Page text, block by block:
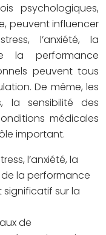
psychologiques,
peuvent influencer
l’anxiété, la
la performance
peuvent tous
De même, les
la sensibilité des
médicales
important.
l’anxiété, la
la performance
sur la
de